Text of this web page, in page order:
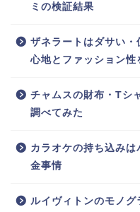
ミの検証結果
ザネラートはダサい
心地とファッション性
チャムスの財布・Tシ
調べてみた
カラオケの持ち込み
金事情
ルイヴィトンのモノ